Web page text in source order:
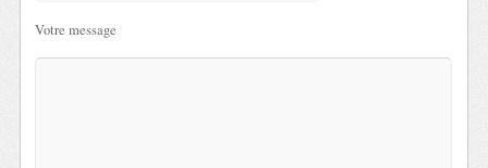
Votre message